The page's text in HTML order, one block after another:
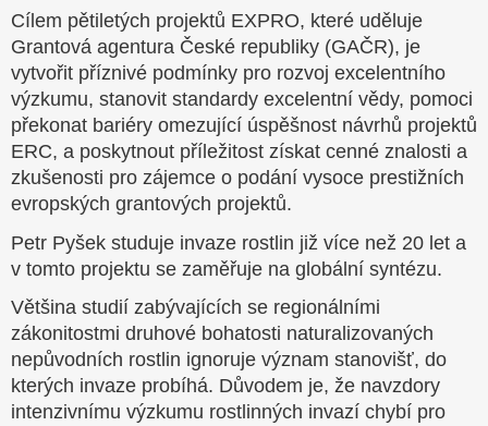
Cílem pětiletých projektů EXPRO, které uděluje
Grantová agentura České republiky (GAČR), je
vytvořit příznivé podmínky pro rozvoj excelentního
výzkumu, stanovit standardy excelentní vědy, pomoci
překonat bariéry omezující úspěšnost návrhů projektů
ERC, a poskytnout příležitost získat cenné znalosti a
zkušenosti pro zájemce o podání vysoce prestižních
evropských grantových projektů.
Petr Pyšek studuje invaze rostlin již více než 20 let a
v tomto projektu se zaměřuje na globální syntézu.
Většina studií zabývajících se regionálními
zákonitostmi druhové bohatosti naturalizovaných
nepůvodních rostlin ignoruje význam stanovišť, do
kterých invaze probíhá. Důvodem je, že navzdory
intenzivnímu výzkumu rostlinných invazí chybí pro